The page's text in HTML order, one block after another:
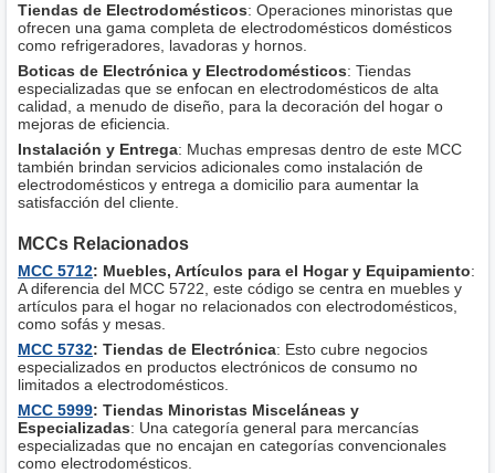
Tiendas de Electrodomésticos: Operaciones minoristas que
ofrecen una gama completa de electrodomésticos domésticos
como refrigeradores, lavadoras y hornos.
Boticas de Electrónica y Electrodomésticos: Tiendas
especializadas que se enfocan en electrodomésticos de alta
calidad, a menudo de diseño, para la decoración del hogar o
mejoras de eficiencia.
Instalación y Entrega: Muchas empresas dentro de este MCC
también brindan servicios adicionales como instalación de
electrodomésticos y entrega a domicilio para aumentar la
satisfacción del cliente.
MCCs Relacionados
MCC 5712: Muebles, Artículos para el Hogar y Equipamiento:
A diferencia del MCC 5722, este código se centra en muebles y
artículos para el hogar no relacionados con electrodomésticos,
como sofás y mesas.
MCC 5732: Tiendas de Electrónica: Esto cubre negocios
especializados en productos electrónicos de consumo no
limitados a electrodomésticos.
MCC 5999: Tiendas Minoristas Misceláneas y
Especializadas: Una categoría general para mercancías
especializadas que no encajan en categorías convencionales
como electrodomésticos.